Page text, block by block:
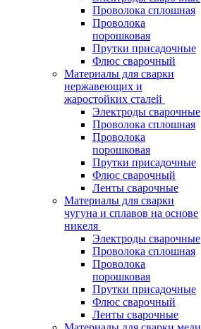
Проволока сплошная
Проволока
порошковая
Прутки присадочные
Флюс сварочный
Материалы для сварки
нержавеющих и
жаростойких сталей
Электроды сварочные
Проволока сплошная
Проволока
порошковая
Прутки присадочные
Флюс сварочный
Ленты сварочные
Материалы для сварки
чугуна и сплавов на основе
никеля
Электроды сварочные
Проволока сплошная
Проволока
порошковая
Прутки присадочные
Флюс сварочный
Ленты сварочные